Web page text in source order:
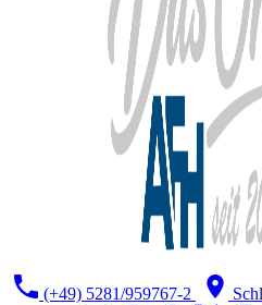
(+49) 5281/959767-2